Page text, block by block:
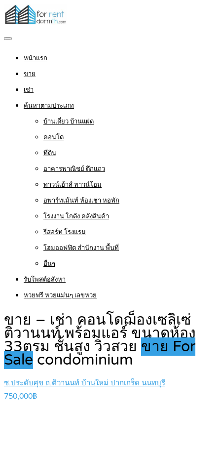
หน้าแรก
ขาย
เช่า
ค้นหาตามประเภท
บ้านเดี่ยว บ้านแฝด
คอนโด
ที่ดิน
อาคารพาณิชย์ ตึกแถว
ทาวน์เฮ้าส์ ทาวน์โฮม
อพาร์ทเม้นท์ ห้องเช่า หอพัก
โรงงาน โกดัง คลังสินค้า
รีสอร์ท โรงแรม
โฮมออฟฟิต สำนักงาน พื้นที่
อื่นๆ
รับโพสต์อสังหา
หวยฟรี หวยแม่นๆ เลขหวย
ขาย – เช่า คอนโดฌ็องเซลิเซ่
ติวานนท์ พร้อมแอร์ ขนาดห้อง
33ตรม ชั้นสูง วิวสวย ขาย For
Sale condominium
ซ.ประดับศุข ถ.ติวานนท์ บ้านใหม่ ปากเกร็ด นนทบุรี
750,000฿